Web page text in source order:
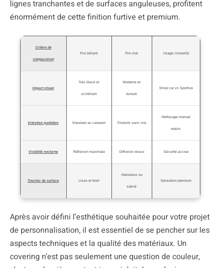
lignes tranchantes et de surfaces anguleuses, profitent
énormément de cette finition furtive et premium.
Critère de
comparaison
Fini brillant Fini mat Usage conseillé
Impact visuel
Très élevé et
scintillant
Moderne et
texturé
Show car vs Sportive
Entretien quotidien Standard au carwash Produits sans cire
Nettoyage manuel
requis
Visibilité nocturne Réflexion maximale Diffusion douce Sécurité accrue
Toucher de surface Lisse et froid
Granuleux ou
satiné
Sensation premium
Après avoir défini l’esthétique souhaitée pour votre projet
de personnalisation, il est essentiel de se pencher sur les
aspects techniques et la qualité des matériaux. Un
covering n’est pas seulement une question de couleur,